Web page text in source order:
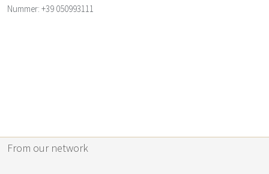
Nummer: +39 050993111
From our network